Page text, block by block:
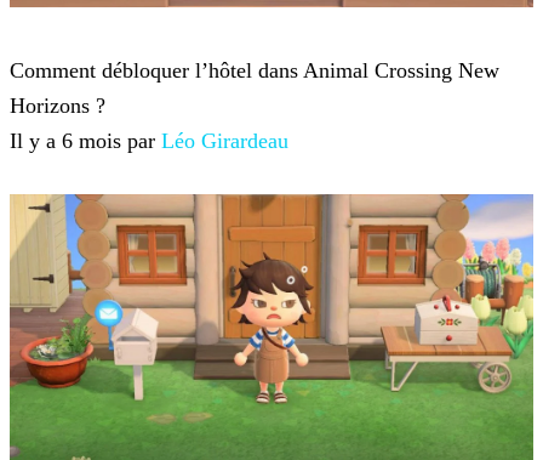
Comment débloquer l’hôtel dans Animal Crossing New
Horizons ?
Il y a 6 mois par Léo Girardeau